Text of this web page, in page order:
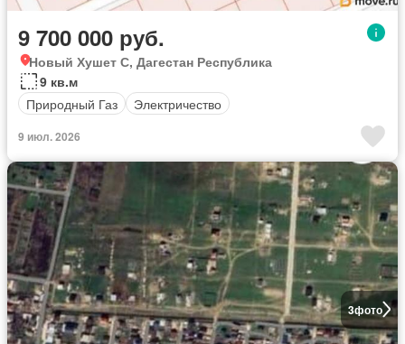
9 700 000 руб.
Новый Хушет С, Дагестан Республика
9 кв.м
Природный Газ
Электричество
9 июл. 2026
3фото